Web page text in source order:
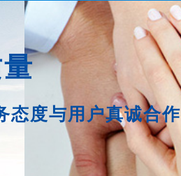
态度与用户真诚合作